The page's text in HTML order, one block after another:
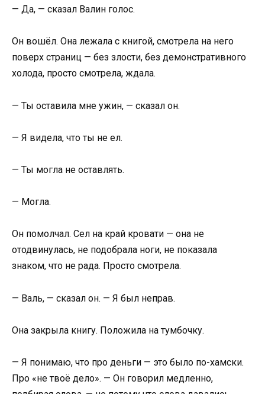
— Да, — сказал Валин голос.
Он вошёл. Она лежала с книгой, смотрела на него
поверх страниц — без злости, без демонстративного
холода, просто смотрела, ждала.
— Ты оставила мне ужин, — сказал он.
— Я видела, что ты не ел.
— Ты могла не оставлять.
— Могла.
Он помолчал. Сел на край кровати — она не
отодвинулась, не подобрала ноги, не показала
знаком, что не рада. Просто смотрела.
— Валь, — сказал он. — Я был неправ.
Она закрыла книгу. Положила на тумбочку.
— Я понимаю, что про деньги — это было по-хамски.
Про «не твоё дело». — Он говорил медленно,